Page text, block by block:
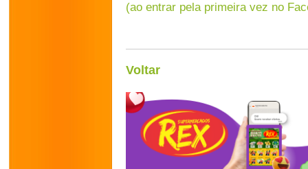
(ao entrar pela primeira vez no
Voltar